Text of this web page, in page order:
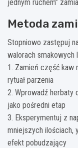
jednym ruchem”
Metoda
Stopniowo zastępuj
walorach smakowych
1. Zamień część kaw
rytuał parzenia
2. Wprowadź herbaty
jako pośredni etap
3. Eksperymentuj z
mniejszych ilościach,
efekt pobudzający